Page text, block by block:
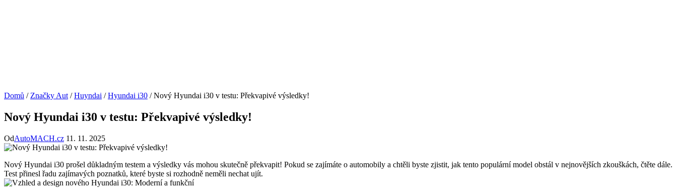
Domů / Značky Aut / Huyndai / Hyundai i30 / Nový Hyundai i30 v testu: Překvapivé výsledky!
Nový Hyundai i30 v testu: Překvapivé výsledky!
OdAutoMACH.cz 11. 11. 2025
Nový Hyundai i30 prošel důkladným testem a výsledky vás mohou skutečně překvapit! Pokud se zajímáte o automobily a chtěli byste zjistit, jak tento populární model obstál v nejnovějších zkouškách, čtěte dále.
Test přinesl řadu zajímavých poznatků, které byste si rozhodně neměli nechat ujít.